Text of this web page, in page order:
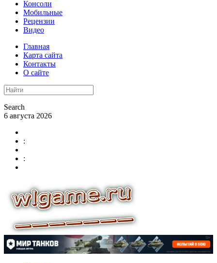
Консоли
Мобильные
Рецензии
Видео
Главная
Карта сайта
Контакты
О сайте
Search
6 августа 2026
:
: